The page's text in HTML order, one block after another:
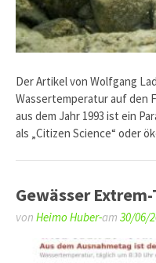
Der Artikel von Wolfgang
Wassertemperatur auf den
aus dem Jahr 1993 ist ein
als „Citizen Science“ oder
Gewässer
von Heimo Huber-am 30/06/